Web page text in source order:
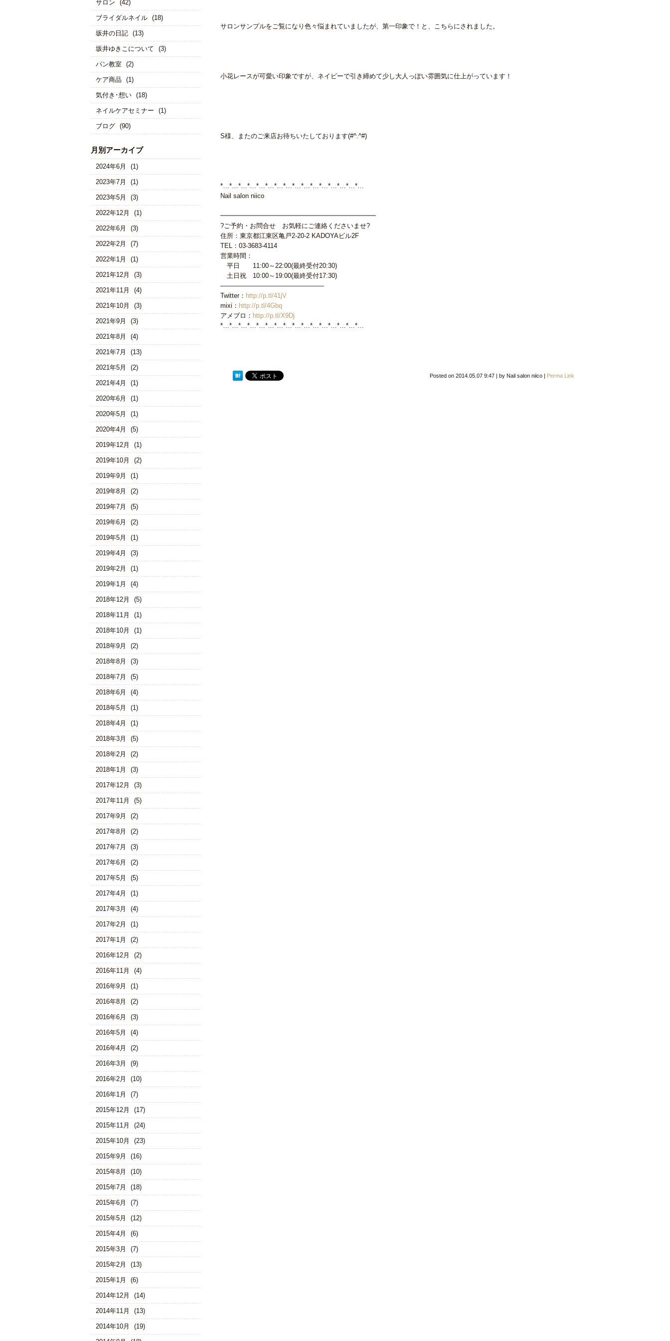
サロンサンプルをご覧になり色々悩まれていましたが、第一印象で！と、こちらにされました。
小花レースが可愛い印象ですが、ネイビーで引き締めて少し大人っぽい雰囲気に仕上がっています！
S様、またのご来店お待ちいたしております(#^.^#)
*…*…*…*…*…*…*…*…*…*…*…*…*…*…*…*…
Nail salon niico
━━━━━━━━━━━━━━━━━━━━━━━━
?ご予約・お問合せ お気軽にご連絡くださいませ?
住所：東京都江東区亀戸2-20-2 KADOYAビル2F
TEL：03-3683-4114
営業時間：
平日 11:00～22:00(最終受付20:30)
土日祝 10:00～19:00(最終受付17:30)
————————————————
Twitter： http://p.tl/41jV
mixi： http://p.tl/4Gbq
アメブロ： http://p.tl/X9Dj
*…*…*…*…*…*…*…*…*…*…*…*…*…*…*…*…
Posted on 2014.05.07 9:47 | by Nail salon niico | Perma Link
サロン (42)
ブライダルネイル (18)
坂井の日記 (13)
坂井ゆきこについて (3)
パン教室 (2)
ケア商品 (1)
気付き･想い (18)
ネイルケアセミナー (1)
ブログ (90)
月別アーカイブ
2024年6月 (1)
2023年7月 (1)
2023年5月 (3)
2022年12月 (1)
2022年6月 (3)
2022年2月 (7)
2022年1月 (1)
2021年12月 (3)
2021年11月 (4)
2021年10月 (3)
2021年9月 (3)
2021年8月 (4)
2021年7月 (13)
2021年5月 (2)
2021年4月 (1)
2020年6月 (1)
2020年5月 (1)
2020年4月 (5)
2019年12月 (1)
2019年10月 (2)
2019年9月 (1)
2019年8月 (2)
2019年7月 (5)
2019年6月 (2)
2019年5月 (1)
2019年4月 (3)
2019年2月 (1)
2019年1月 (4)
2018年12月 (5)
2018年11月 (1)
2018年10月 (1)
2018年9月 (2)
2018年8月 (3)
2018年7月 (5)
2018年6月 (4)
2018年5月 (1)
2018年4月 (1)
2018年3月 (5)
2018年2月 (2)
2018年1月 (3)
2017年12月 (3)
2017年11月 (5)
2017年9月 (2)
2017年8月 (2)
2017年7月 (3)
2017年6月 (2)
2017年5月 (5)
2017年4月 (1)
2017年3月 (4)
2017年2月 (1)
2017年1月 (2)
2016年12月 (2)
2016年11月 (4)
2016年9月 (1)
2016年8月 (2)
2016年6月 (3)
2016年5月 (4)
2016年4月 (2)
2016年3月 (9)
2016年2月 (10)
2016年1月 (7)
2015年12月 (17)
2015年11月 (24)
2015年10月 (23)
2015年9月 (16)
2015年8月 (10)
2015年7月 (18)
2015年6月 (7)
2015年5月 (12)
2015年4月 (6)
2015年3月 (7)
2015年2月 (13)
2015年1月 (6)
2014年12月 (14)
2014年11月 (13)
2014年10月 (19)